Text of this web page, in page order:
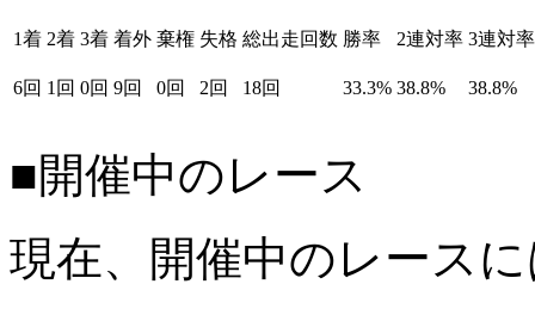
1着 2着 3着 着外 棄権 失格 総出走回数 勝率 2連対率 3連対率
6回 1回 0回 9回 0回 2回 18回 33.3% 38.8% 38.8%
■開催中のレース
現在、開催中のレース